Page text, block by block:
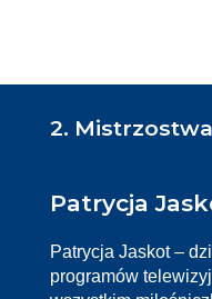
2.
Patrycja
Patrycja Jaskot –
programów